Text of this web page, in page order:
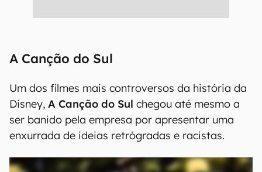
A Canção do Sul
Um dos filmes mais controversos da história da
Disney, A Canção do Sul chegou até mesmo a
ser banido pela empresa por apresentar uma
enxurrada de ideias retrógradas e racistas.